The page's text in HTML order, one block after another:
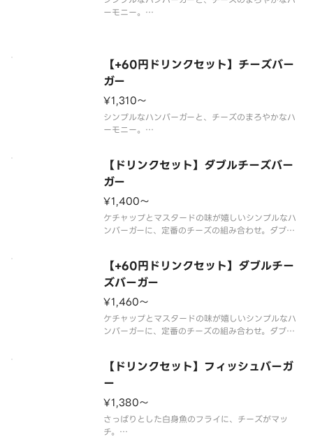
ーモニー。
なる場合があります。
【+60円ドリンクセット】チーズバー
ガー
¥1,310〜
シンプルなハンバーガーと、チーズのまろやかなハ
ーモニー。
チェックを付けた場合でスープを2種以上ご購入の場
合はすべてのスプーンが提供されません。
【ドリンクセット】ダブルチーズバー
ガー
¥1,400〜
ケチャップとマスタードの味が嬉しいシンプルなハ
ンバーガーに、定番のチーズの組み合わせ。ダブル
っては、期間内に販売を終了する場合がございま
す。※食材の増減量・不使用等のご
【+60円ドリンクセット】ダブルチー
ズバーガー
¥1,460〜
ケチャップとマスタードの味が嬉しいシンプルなハ
ンバーガーに、定番のチーズの組み合わせ。ダブル
っては、期間内に販売を終了する場合がございま
す。※食材の増減量・不使用等のご
【ドリンクセット】フィッシュバーガ
ー
¥1,380〜
さっぱりとした白身魚のフライに、チーズがマッ
チ。